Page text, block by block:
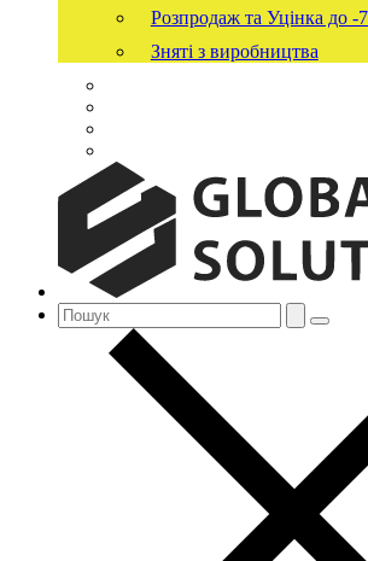
Розпродаж та Уцінка до -
Зняті з виробництва